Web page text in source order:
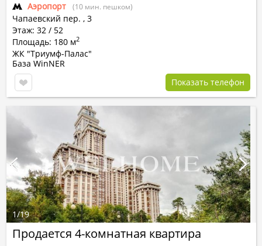
Аэропорт (10 мин. пешком)
Чапаевский пер. , 3
Этаж: 32 / 52
Площадь: 180 м2
ЖК "Триумф-Палас"
База WinNER
Показать телефон
Продается 4-комнатная квартира
1/19